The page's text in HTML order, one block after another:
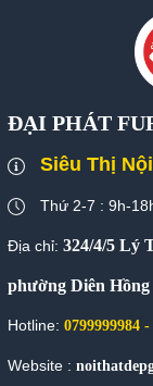
ĐẠI PHÁT
Siêu Thị
Thứ 2-7 : 9h-
Địa chỉ: 324/4/5 Lý
phường Diên
Hotline: 0799999984
Website :